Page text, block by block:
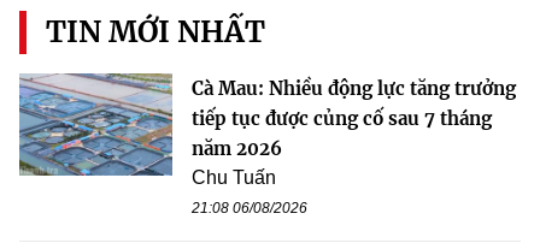
TIN MỚI NHẤT
Cà Mau: Nhiều động lực tăng trưởng
tiếp tục được củng cố sau 7 tháng
năm 2026
Chu Tuấn
21:08 06/08/2026